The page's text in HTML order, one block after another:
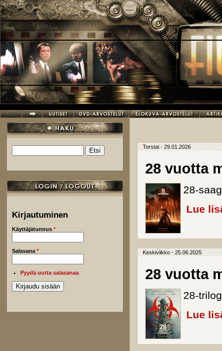
Hyppää pääsisältöön
Hakulomake
Kirjautuminen
Käyttäjätunnus *
Salasana *
Pyydä uutta salasanaa
Torstai - 29.01.2026
28 vuotta
28-
Lue
Keskiviikko - 25.06.2025
28 vuotta
28-
Lue